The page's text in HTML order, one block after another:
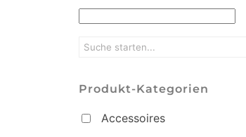
Produkt-Kategorien
Accessoires